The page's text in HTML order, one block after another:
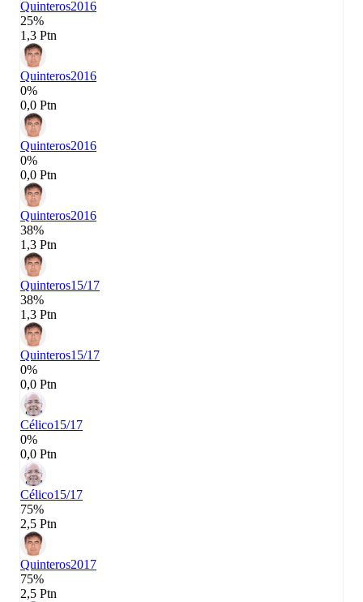
Quinteros2016
25%
1,3 Ptn
Quinteros2016
0%
0,0 Ptn
Quinteros2016
0%
0,0 Ptn
Quinteros2016
38%
1,3 Ptn
Quinteros15/17
38%
1,3 Ptn
Quinteros15/17
0%
0,0 Ptn
Célico15/17
0%
0,0 Ptn
Célico15/17
75%
2,5 Ptn
Quinteros2017
75%
2,5 Ptn